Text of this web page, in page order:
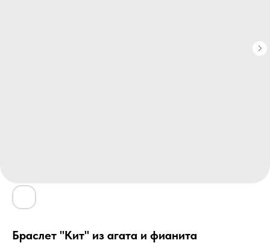
Браслет "Кит" из агата и фианита